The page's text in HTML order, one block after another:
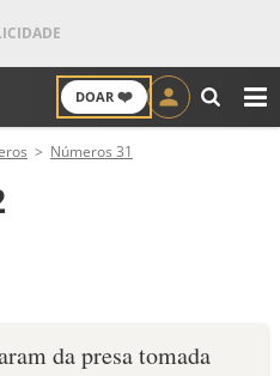
DOAR ❤️
Números 31
da presa tomada